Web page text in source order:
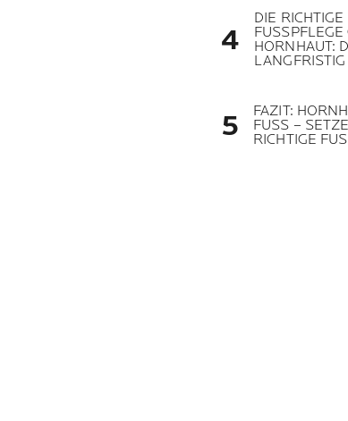
DIE RICHTIGE
FUSSPFLEGE
HORNHAUT:
LANGFRISTIG
FAZIT:
FUSS –
RICHTIGE